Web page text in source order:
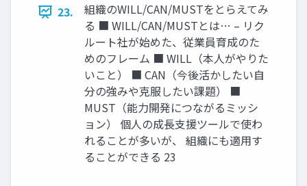
23.
組織のWILL/CAN/MUSTをとらえてみ
る ■ WILL/CAN/MUSTとは… – リク
ルート社が始めた、従業員育成のた
めのフレーム ■ WILL（本人がやりた
いこと） ■ CAN（今後活かしたい自
分の強みや克服したい課題） ■
MUST（能力開発につながるミッシ
ョン） 個人の成長支援ツールで使わ
れることが多いが、 組織にも適用す
ることができる 23